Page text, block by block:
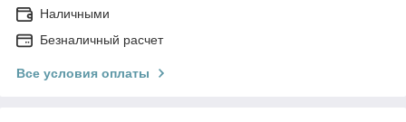
Наличными
Безналичный расчет
Все условия оплаты